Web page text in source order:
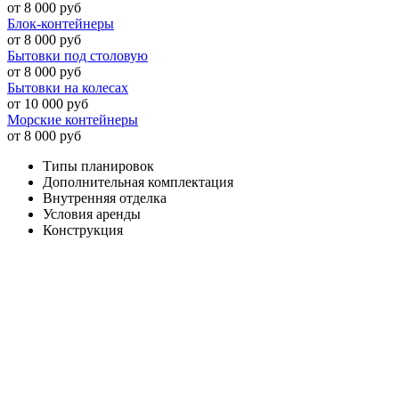
от 8 000 руб
Блок-контейнеры
от 8 000 руб
Бытовки под столовую
от 8 000 руб
Бытовки на колесах
от 10 000 руб
Морские контейнеры
от 8 000 руб
Типы планировок
Дополнительная комплектация
Внутренняя отделка
Условия аренды
Конструкция